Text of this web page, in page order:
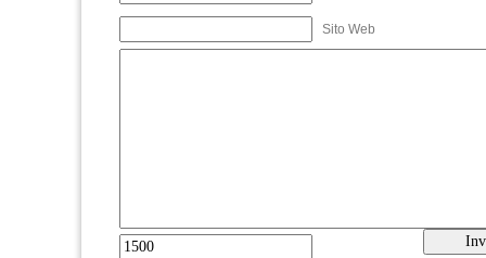
Sito Web